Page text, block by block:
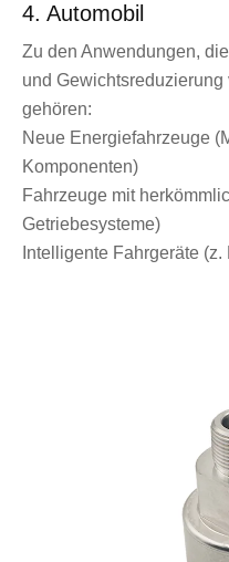
4. Automobil
Zu den Anwendungen,
und
gehören:
Neue Energiefahrzeuge
Komponenten)
Fahrzeuge mit
Getriebesysteme)
Intelligente Fahrgeräte (z.